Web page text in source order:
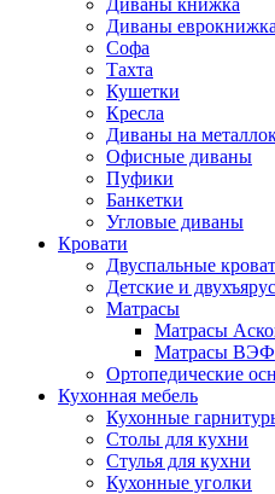
Диваны книжка
Диваны еврокнижка
Софа
Тахта
Кушетки
Кресла
Диваны на
Офисные диваны
Пуфики
Банкетки
Угловые диваны
Кровати
Двуспальные
Детские и
Матрасы
Матрасы
Матрасы ВЭФ
Ортопедические
Кухонная мебель
Кухонные
Столы для кухни
Стулья для кухни
Кухонные уголки